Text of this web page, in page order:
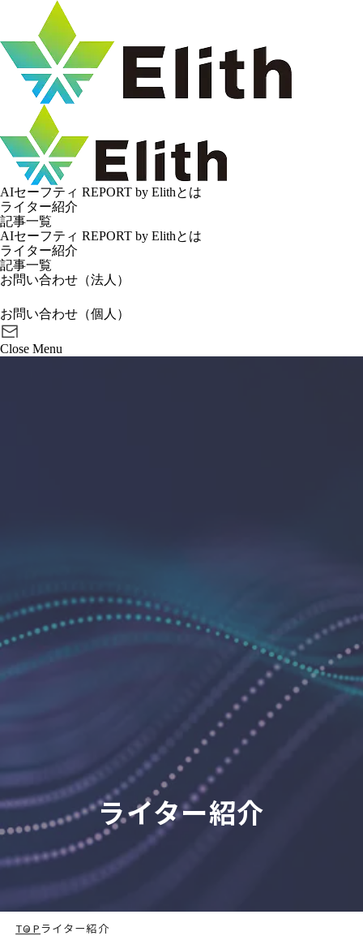
AIセーフティ REPORT by Elithとは
ライター紹介
記事一覧
AIセーフティ REPORT by Elithとは
ライター紹介
記事一覧
お問い合わせ（法人）
お問い合わせ（個人）
Close Menu
ライター紹介
TOPライター紹介